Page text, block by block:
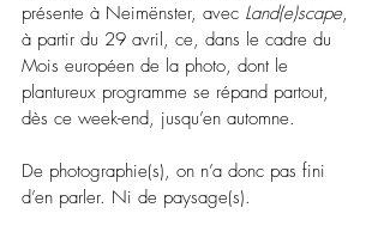
présente à Neimënster, avec Land(e)scape,
à partir du 29 avril, ce, dans le cadre du
Mois européen de la photo, dont le
plantureux programme se répand partout,
dès ce week-end, jusqu’en automne.
De photographie(s), on n’a donc pas fini
d’en parler. Ni de paysage(s).